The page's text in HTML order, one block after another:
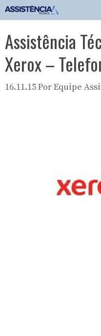
Pular
para
conteúdo
Assistência
Xerox –
16.11.15PorEquipe